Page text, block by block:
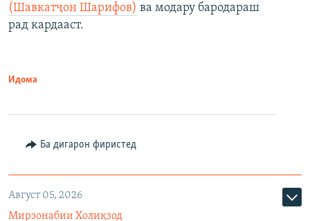
(Шавкатҷон Шарифов) ва модару бародараш
рад кардааст.
Идома
Ба дигарон фиристед
Август 05, 2026
Мирзонабии Холиқзод